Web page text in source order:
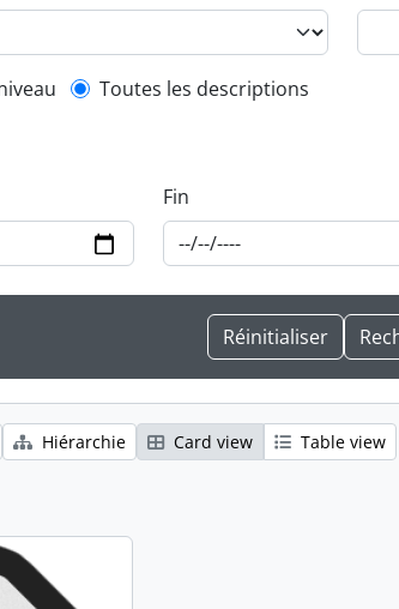
filterToutes les descriptions
Fin
Hiérarchie Card view Table view